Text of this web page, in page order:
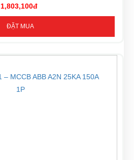
1,803,100đ
ĐẶT MUA